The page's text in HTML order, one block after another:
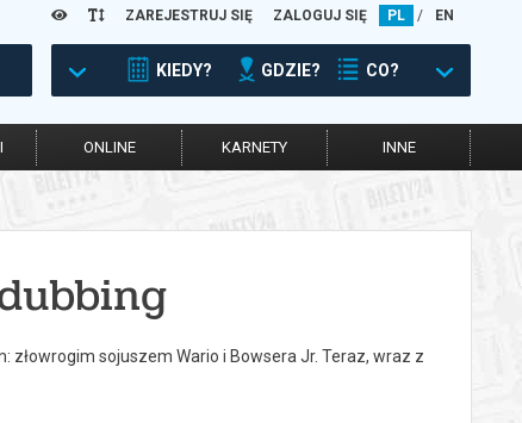
ZAREJESTRUJ SIĘ ZALOGUJ SIĘ PL / EN
KIEDY? GDZIE? CO?
ONLINE KARNETY INNE
sojuszem Wario i Bowsera Jr. Teraz, wraz z